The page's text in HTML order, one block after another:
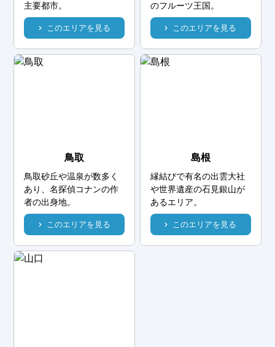
主要都市。
このエリアを見る
のフルーツ王国。
このエリアを見る
鳥取
鳥取砂丘や温泉が数多く
あり、名探偵コナンの作
者の出身地。
このエリアを見る
島根
縁結びで有名の出雲大社
や世界遺産の石見銀山が
あるエリア。
このエリアを見る